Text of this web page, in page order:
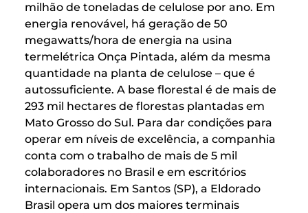
milhão de toneladas de celulose por ano. Em
energia renovável, há geração de 50
megawatts/hora de energia na usina
termelétrica Onça Pintada, além da mesma
quantidade na planta de celulose – que é
autossuficiente. A base florestal é de mais de
293 mil hectares de florestas plantadas em
Mato Grosso do Sul. Para dar condições para
operar em níveis de excelência, a companhia
conta com o trabalho de mais de 5 mil
colaboradores no Brasil e em escritórios
internacionais. Em Santos (SP), a Eldorado
Brasil opera um dos maiores terminais